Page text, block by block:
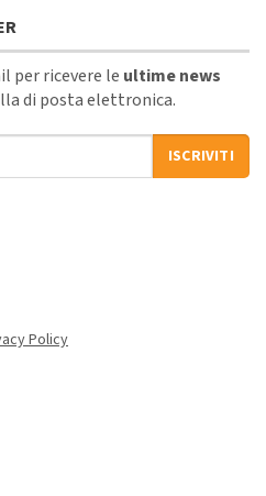
per ricevere le ultime news
di posta elettronica.
ISCRIVITI
Policy